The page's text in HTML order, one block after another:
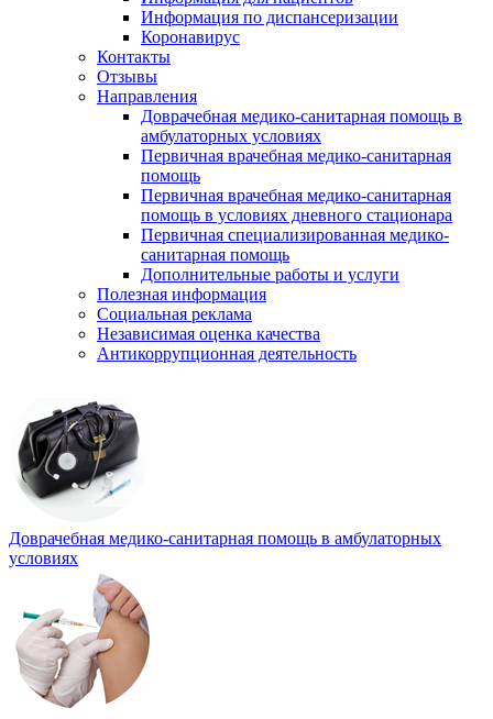
Информация по диспансеризации
Коронавирус
Контакты
Отзывы
Направления
Доврачебная медико-санитарная помощь в
амбулаторных условиях
Первичная врачебная медико-санитарная
помощь
Первичная врачебная медико-санитарная
помощь в условиях дневного стационара
Первичная специализированная медико-
санитарная помощь
Дополнительные работы и услуги
Полезная информация
Социальная реклама
Независимая оценка качества
Антикоррупционная деятельность
Доврачебная медико-санитарная помощь в амбулаторных
условиях